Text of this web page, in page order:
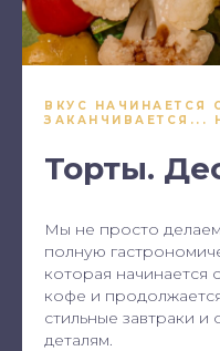
ВКУС НАЧИНАЕТСЯ
ЗАКАНЧИВАЕТСЯ...
Торты.
Мы не просто
полную
которая начинается
кофе и
стильные завтраки
деталям.